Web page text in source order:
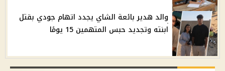
والد هدير بائعة الشاي يجدد اتهام جودي بقتل
ابنته وتجديد حبس المتهمين 15 يومًا